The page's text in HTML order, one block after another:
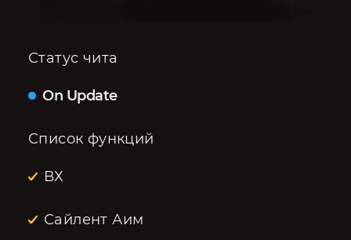
Статус чита
On Update
Список функций
ВХ
Сайлент Аим